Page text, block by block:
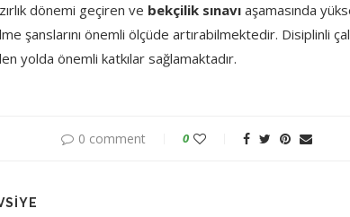
dönemi geçiren ve bekçilik sınavı aşamasında
şanslarını önemli ölçüde artırabilmektedir. Disiplinli
yolda önemli katkılar sağlamaktadır.
0 comment 0